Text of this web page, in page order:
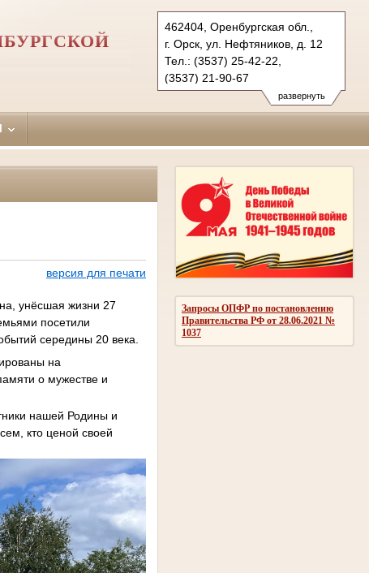
развернуть
462404, Оренбургская обл.,
г. Орск, ул. Нефтяников, д. 12
Тел.: (3537) 25-42-22,
(3537) 21-90-67
oktyabrskyorsk.orb@sudrf.ru
Запросы ОПФР по постановлению
Правительства РФ от 28.06.2021 №
1037
версия для печати
унёсшая жизни 27
посетили
середины 20 века.
на
о мужестве и
нашей Родины и
кто ценой своей